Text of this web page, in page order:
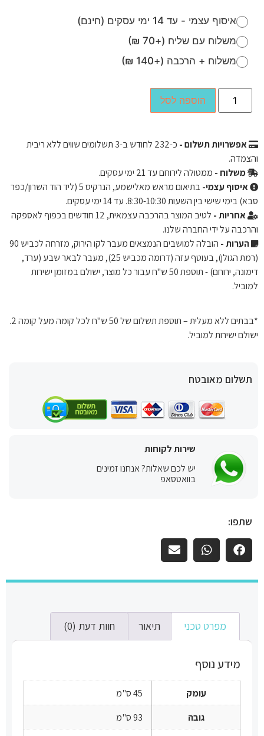
איסוף עצמי - עד 14 ימי עסקים (חינם)
משלוח עם שליח (+70 ₪)
משלוח + הרכבה (+140 ₪)
הוספה לסל
אפשרויות תשלום - כ-232
לחודש ב-3 תשלומים שווים ללא ריבית
והצמדה.
משלוח - ממטולה לירוחם עד 21 ימי עסקים.
איסוף עצמי-
בתיאום מראש מאלישמע, הנרקיס 5 (ליד הוד השרון/כפר
סבא) בימי שישי בין השעות 8:30-10:30. עד 14 ימי עסקים.
אחריות -
לטיב המוצר בהרכבה עצמאית, 12 חודשים בכפוף לאספקה ​​
והרכבה על ידי החברה שלנו.
הערות -
הובלה למושבים הנמצאים מעבר לקו הירוק, מזרחה לכביש 90
(רמת הגולן), בעוטף עזה (דרומה מכביש 25), מעבר לבאר שבע (ערד,
דימונה, ירוחם) - תוספת 50 ש"ח עבור כל מוצר, ישולם במזומן ישירות
למוביל.
*בבתים ללא מעלית – תוספת תשלום של 50 ש"ח לכל קומה מעל קומה 2.
ישולם ישירות למוביל.
תשלום מאובטח
שירות לקוחות
יש לכם שאלות? אנחנו זמינים
בוואטסאפ
שתפו:
מפרט טכני תיאור חוות דעת (0)
מידע נוסף
עומק
45 ס"מ
גובה
93 ס"מ